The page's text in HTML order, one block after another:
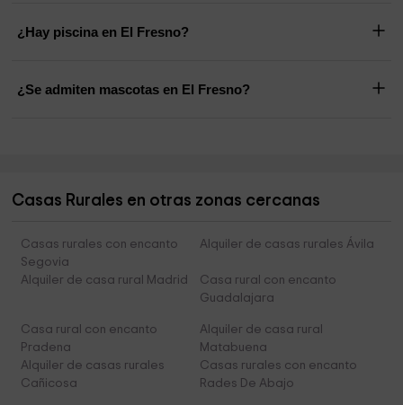
¿Hay piscina en El Fresno?
¿Se admiten mascotas en El Fresno?
Casas Rurales en otras zonas cercanas
Casas rurales con encanto
Segovia
Alquiler de casas rurales Ávila
Alquiler de casa rural Madrid
Casa rural con encanto
Guadalajara
Casa rural con encanto
Pradena
Alquiler de casa rural
Matabuena
Alquiler de casas rurales
Cañicosa
Casas rurales con encanto
Rades De Abajo